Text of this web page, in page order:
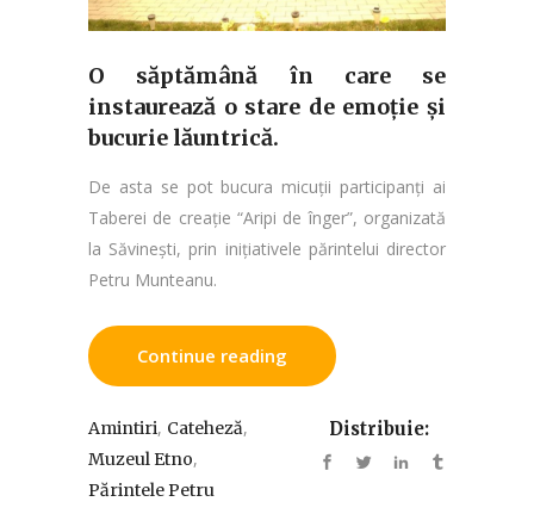
O săptămână în care se
instaurează o stare de emoție și
bucurie lăuntrică.
De asta se pot bucura micuții participanți ai
Taberei de creație “Aripi de înger”, organizată
la Săvinești, prin inițiativele părintelui director
Petru Munteanu.
Continue reading
Amintiri, Cateheză,
Muzeul Etno,
Părintele Petru
Distribuie: